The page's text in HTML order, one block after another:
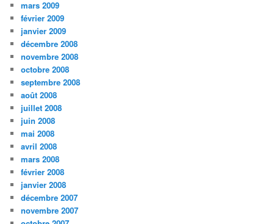
mars 2009
février 2009
janvier 2009
décembre 2008
novembre 2008
octobre 2008
septembre 2008
août 2008
juillet 2008
juin 2008
mai 2008
avril 2008
mars 2008
février 2008
janvier 2008
décembre 2007
novembre 2007